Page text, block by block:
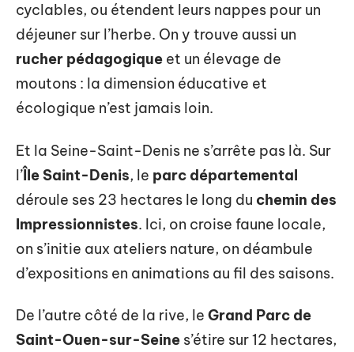
cyclables, ou étendent leurs nappes pour un
déjeuner sur l’herbe. On y trouve aussi un
rucher pédagogique et un élevage de
moutons : la dimension éducative et
écologique n’est jamais loin.
Et la Seine-Saint-Denis ne s’arrête pas là. Sur
l’Île Saint-Denis, le parc départemental
déroule ses 23 hectares le long du chemin des
Impressionnistes. Ici, on croise faune locale,
on s’initie aux ateliers nature, on déambule
d’expositions en animations au fil des saisons.
De l’autre côté de la rive, le Grand Parc de
Saint-Ouen-sur-Seine s’étire sur 12 hectares,